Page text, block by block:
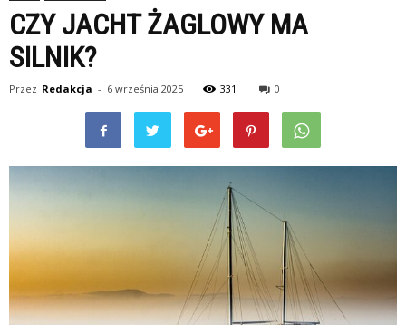
CZY JACHT ŻAGLOWY MA
SILNIK?
Przez Redakcja - 6 września 2025 331 0